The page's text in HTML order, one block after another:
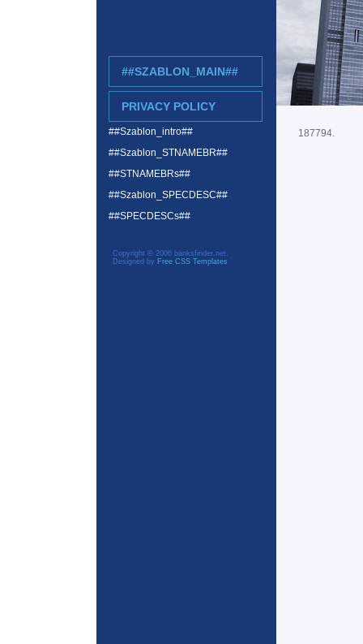
##SZABLON_MAIN##
PRIVACY POLICY
##Szablon_intro##
##Szablon_STNAMEBR##
##STNAMEBRs##
##Szablon_SPECDESC##
##SPECDESCs##
Copyright © 2006 banksfinder.net.
Designed by Free CSS Templates
187794.